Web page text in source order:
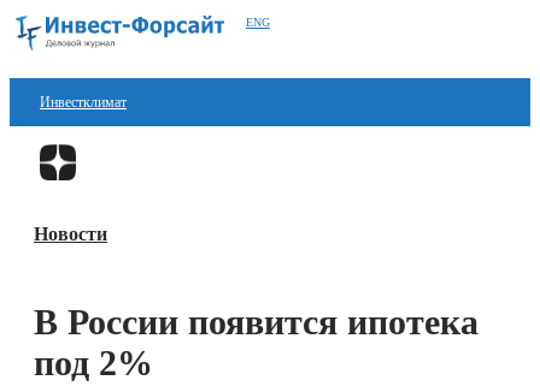
ENG
Инвестклимат
Финансы
Блокчейн
Новости
В России появится ипотека
под 2%